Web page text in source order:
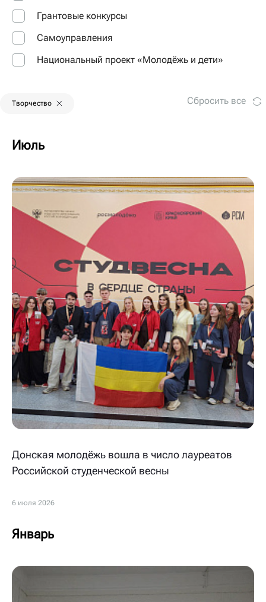
Грантовые конкурсы
Самоуправления
Национальный проект «Молодёжь и дети»
Творчество Сбросить все
Июль
Донская молодёжь вошла в число лауреатов
Российской студенческой весны
6 июля 2026
Январь